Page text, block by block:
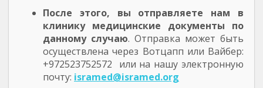
После этого, вы отправляете нам в
клинику медицинские документы по
данному случаю. Отправка может быть
осуществлена через Вотцапп или Вайбер:
+972523752572 или на нашу электронную
почту: isramed@isramed.org